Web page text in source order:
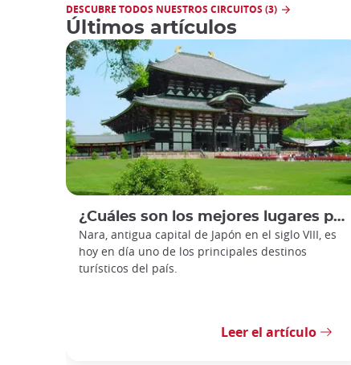
DESCUBRE TODOS NUESTROS CIRCUITOS (3)
Últimos artículos
¿Cuáles son los mejores lugares para visitar en Nara?
Nara, antigua capital de Japón en el siglo VIII, es
hoy en día uno de los principales destinos
turísticos del país.
Leer el artículo